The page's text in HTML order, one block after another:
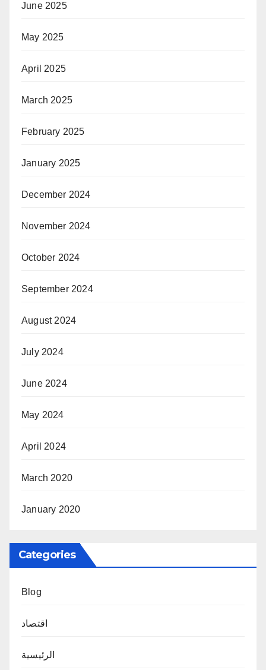
June 2025
May 2025
April 2025
March 2025
February 2025
January 2025
December 2024
November 2024
October 2024
September 2024
August 2024
July 2024
June 2024
May 2024
April 2024
March 2020
January 2020
Categories
Blog
اقتصاد
الرئيسية